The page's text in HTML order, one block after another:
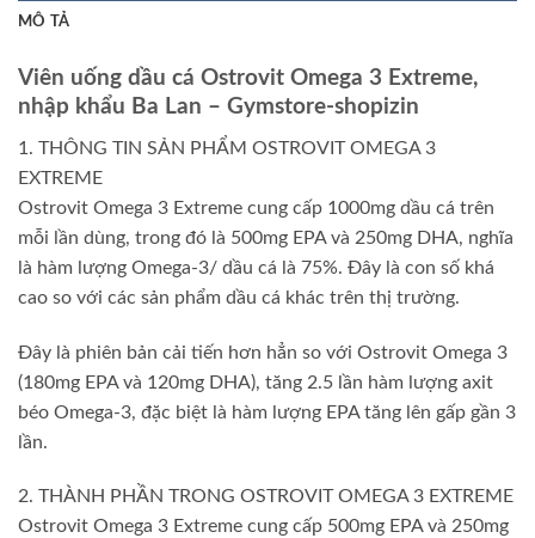
MÔ TẢ
Viên uống dầu cá Ostrovit Omega 3 Extreme,
nhập khẩu Ba Lan – Gymstore-shopizin
1. THÔNG TIN SẢN PHẨM OSTROVIT OMEGA 3
EXTREME
Ostrovit Omega 3 Extreme cung cấp 1000mg dầu cá trên
mỗi lần dùng, trong đó là 500mg EPA và 250mg DHA, nghĩa
là hàm lượng Omega-3/ dầu cá là 75%. Đây là con số khá
cao so với các sản phẩm dầu cá khác trên thị trường.
Đây là phiên bản cải tiến hơn hẳn so với Ostrovit Omega 3
(180mg EPA và 120mg DHA), tăng 2.5 lần hàm lượng axit
béo Omega-3, đặc biệt là hàm lượng EPA tăng lên gấp gần 3
lần.
2. THÀNH PHẦN TRONG OSTROVIT OMEGA 3 EXTREME
Ostrovit Omega 3 Extreme cung cấp 500mg EPA và 250mg